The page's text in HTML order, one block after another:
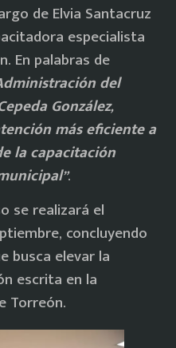
de Elvia Santacruz
especialista
En palabras de
del
González,
más eficiente a
la capacitación
.
se realizará el
concluyendo
busca elevar la
escrita en la
Torreón.